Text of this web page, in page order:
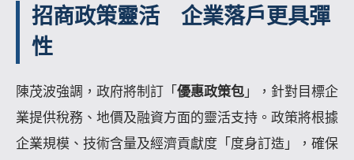
招商政策靈活 企業落戶更具彈
性
陳茂波強調，政府將制訂「 優惠政策包 」，針對目標企
業提供稅務、地價及融資方面的靈活支持。政策將根據
企業規模、技術含量及經濟貢獻度「度身訂造」，確保